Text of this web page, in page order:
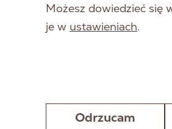
Możesz dowiedzieć się
je w ustawieniach.
Odrzucam